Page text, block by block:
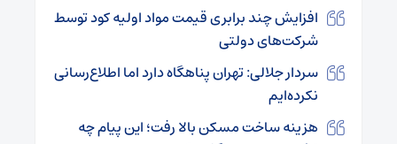
افزایش چند برابری قیمت مواد اولیه کود توسط
شرکت‌های دولتی
سردار جلالی: تهران پناهگاه دارد اما اطلاع‌رسانی
نکرده‌ایم
هزینه ساخت مسکن بالا رفت؛ این پیام چه